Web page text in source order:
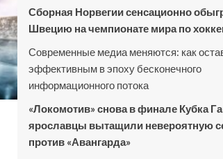
Сборная Норвегии сенсационно
Швецию на чемпионате мира по
Современные медиа меняются: как
эффективным в эпоху бесконечного
информационного потока
«Локомотив» снова в финале Кубка
ярославцы вытащили невероятную
против «Авангарда»